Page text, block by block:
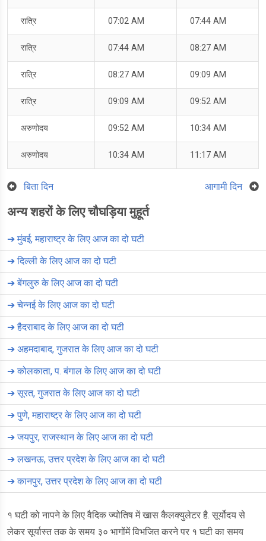
रात्रि 07:02 AM 07:44 AM
रात्रि 07:44 AM 08:27 AM
रात्रि 08:27 AM 09:09 AM
रात्रि 09:09 AM 09:52 AM
अरुणोदय 09:52 AM 10:34 AM
अरुणोदय 10:34 AM 11:17 AM
बिता दिन आगामी दिन
अन्य शहरों के लिए चौघड़िया मुहूर्त
➔मुंबई, महाराष्ट्र के लिए आज का दो घटी
➔दिल्ली के लिए आज का दो घटी
➔बेंगलुरु के लिए आज का दो घटी
➔चेन्नई के लिए आज का दो घटी
➔हैदराबाद के लिए आज का दो घटी
➔ अहमदाबाद, गुजरात के लिए आज का दो घटी
➔कोलकाता, प. बंगाल के लिए आज का दो घटी
➔सूरत, गुजरात के लिए आज का दो घटी
➔पुणे, महाराष्ट्र के लिए आज का दो घटी
➔जयपुर, राजस्थान के लिए आज का दो घटी
➔लखनऊ, उत्तर प्रदेश के लिए आज का दो घटी
➔कानपुर, उत्तर प्रदेश के लिए आज का दो घटी
१ घटी को नापने के लिए वैदिक ज्योतिष में खास कैलक्युलेटर है. सूर्योदय से
लेकर सूर्यास्त तक के समय ३० भागोंमें विभजित करने पर १ घटी का समय